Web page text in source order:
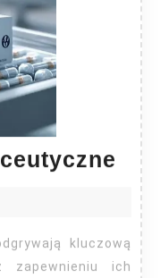
ich